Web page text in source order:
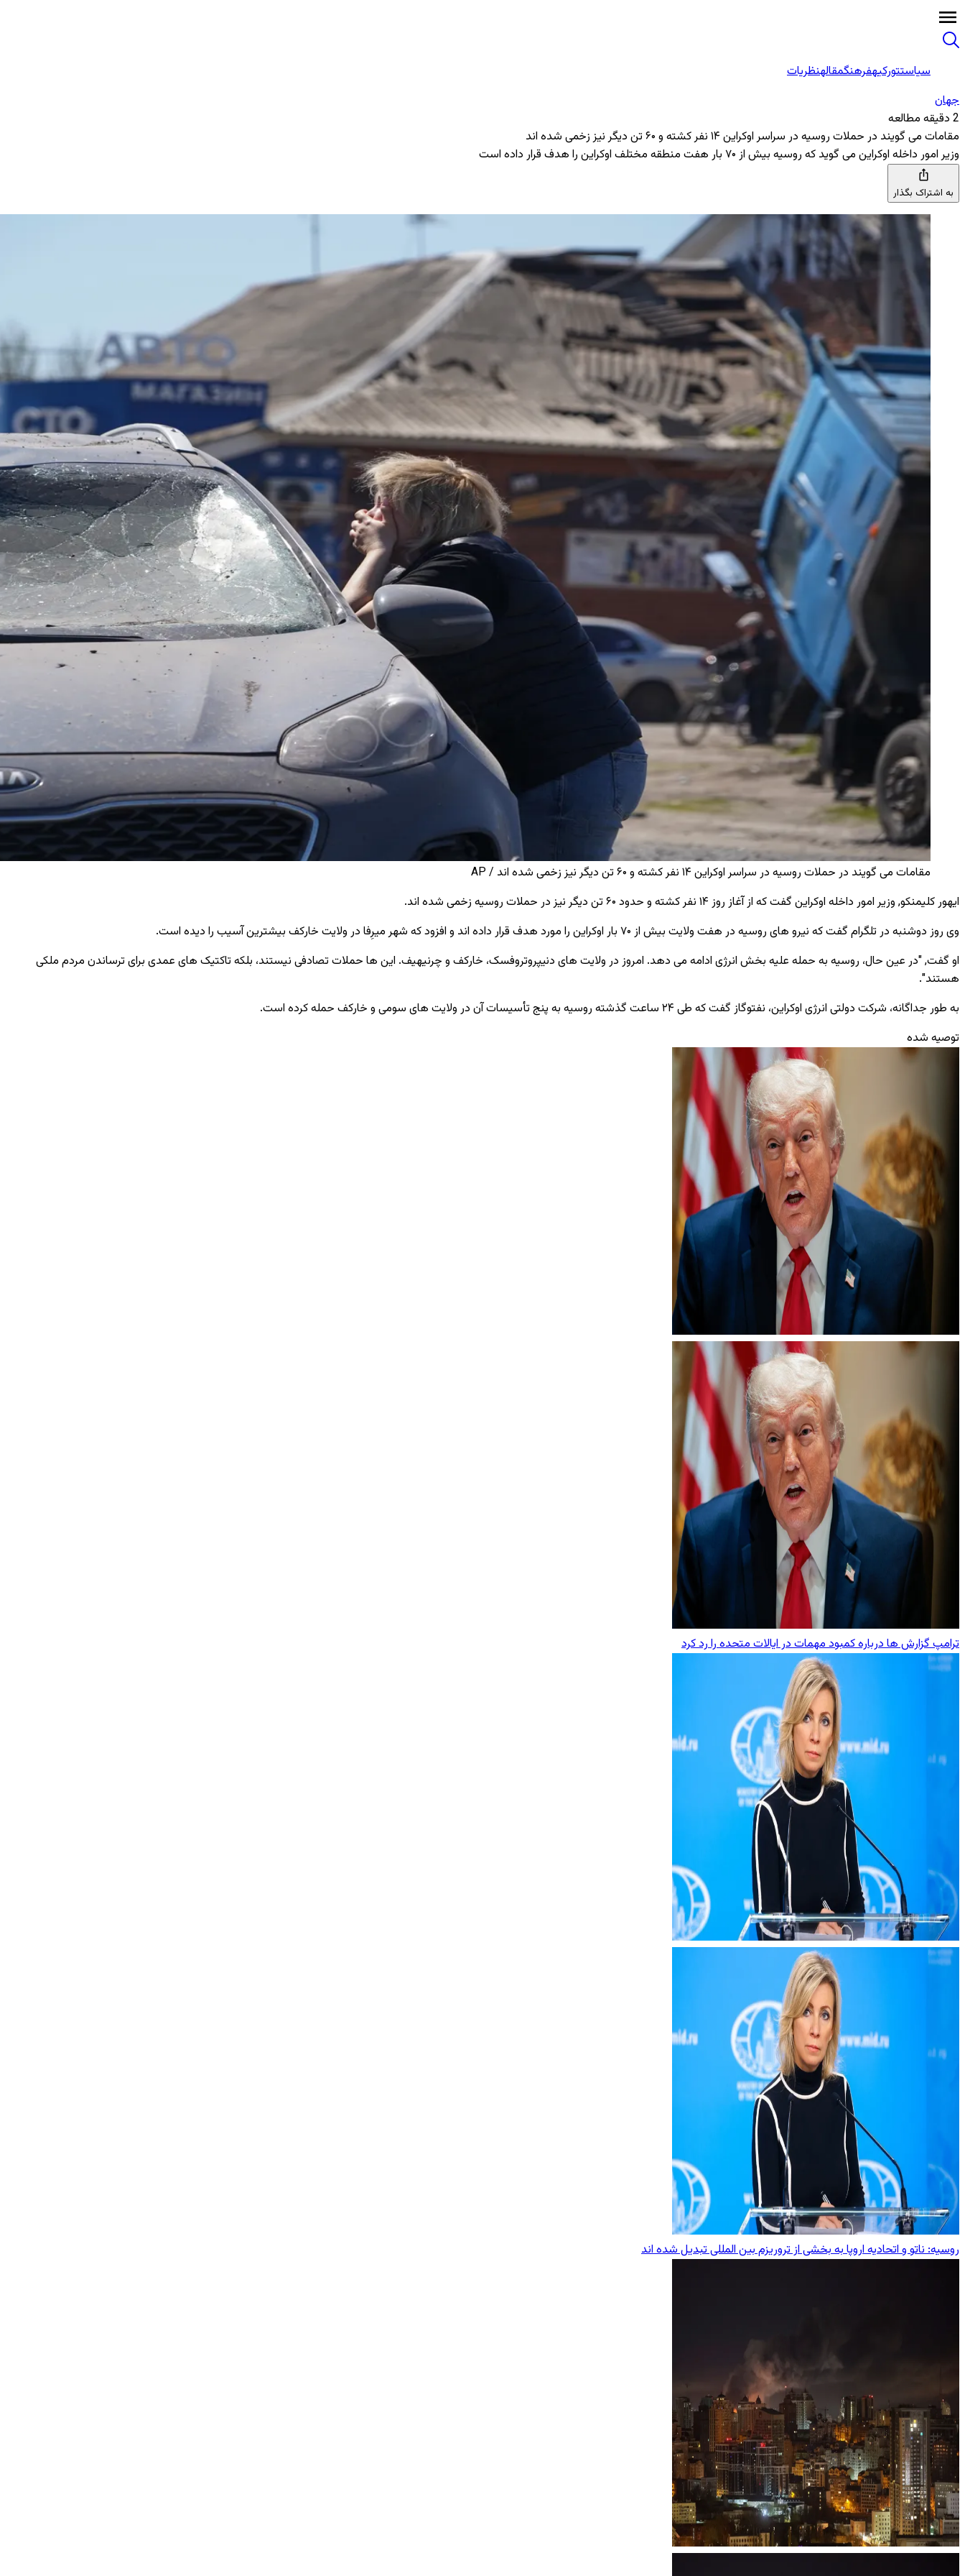
سیاستتورکیهفرهنگمقالهنظریات
جهان
2 دقیقه مطالعه
مقامات می گویند در حملات روسیه در سراسر اوکراین ۱۴ نفر کشته و ۶۰ تن دیگر نیز زخمی شده اند
وزیر امور داخله اوکراین می ‌گوید که روسیه بیش از ۷۰ بار هفت منطقه مختلف اوکراین را هدف قرار داده است
به اشتراک بگذار
مقامات می گویند در حملات روسیه در سراسر اوکراین ۱۴ نفر کشته و ۶۰ تن دیگر نیز زخمی شده اند / AP
ایهور کلیمنکو, وزیر امور داخله اوکراین گفت که از آغاز روز ۱۴ نفر کشته و حدود ۶۰ تن دیگر نیز در حملات روسیه زخمی شده ‌اند.
وی روز دوشنبه در تلگرام گفت که نیرو های روسیه در هفت ولایت بیش از ۷۰ بار اوکراین را مورد هدف قرار داده‌ اند و افزود که شهر میرِفا در ولایت خارکف بیشترین آسیب را دیده است.
او گفت, "در عین حال، روسیه به حمله علیه بخش انرژی ادامه می ‌دهد. امروز در ولایت ‌های دنیپروتروفسک، خارکف و چرنیهیف. این ‌ها حملات تصادفی نیستند، بلکه تاکتیک ‌های عمدی برای ترساندن مردم ملکی
هستند".
به ‌طور جداگانه، شرکت دولتی انرژی اوکراین، نفتوگاز گفت که طی ۲۴ ساعت گذشته روسیه به پنج تأسیسات آن در ولایت ‌های سومی و خارکف حمله کرده است.
توصیه شده
ترامپ گزارش‌ ها درباره کمبود مهمات در ایالات متحده را رد کرد
روسیه: ناتو و اتحادیه اروپا به بخشی از تروریزم بین ‌المللی تبدیل شده‌ اند